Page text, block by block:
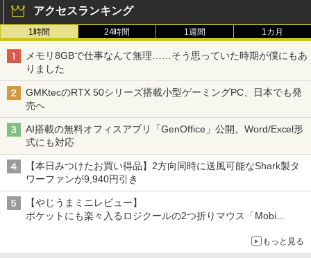
3
九条の大罪（17） 【電子書籍】[ 真鍋昌
平 ]
4
ちいかわ なんか小さくてかわいいやつ
￥1,210
うごく！あそべる！ 超かんたん工作
（全6巻） （0） [ ヒダ オサム ]
アクセスランキング
1時間 24時間 1週間 1カ月
メモリ8GBで仕事なんて無理……そう思っていた時期が僕にもあ
りました
GMKtecのRTX 50シリーズ搭載小型ゲーミングPC、日本でも発
売へ
AI搭載の無料オフィスアプリ「GenOffice」公開。Word/Excel形
式にも対応
【本日みつけたお買い得品】2方向同時に送風可能なShark製タ
ワーファンが9,940円引き
【やじうまミニレビュー】
ポケットにも楽々入るロジクールの2つ折りマウス「Mobi
もっと見る